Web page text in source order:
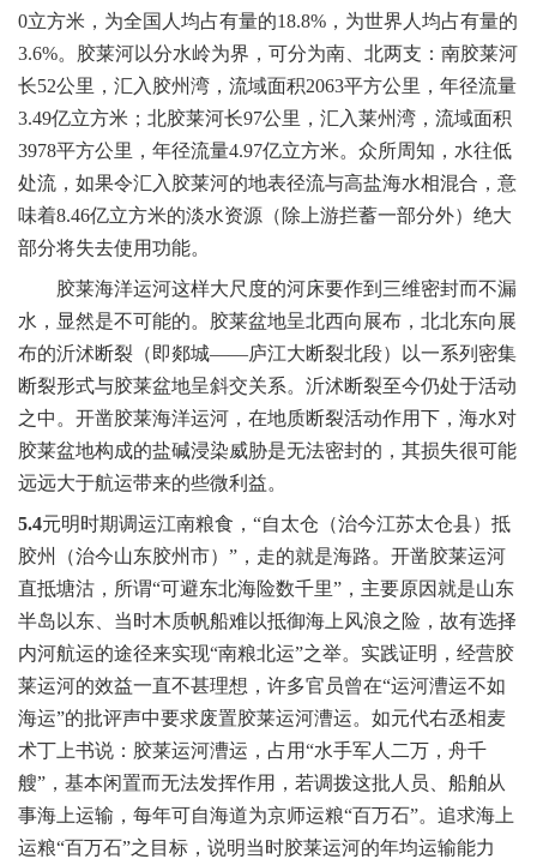
0立方米，为全国人均占有量的18.8%，为世界人均占有量的
3.6%。胶莱河以分水岭为界，可分为南、北两支：南胶莱河
长52公里，汇入胶州湾，流域面积2063平方公里，年径流量
3.49亿立方米；北胶莱河长97公里，汇入莱州湾，流域面积
3978平方公里，年径流量4.97亿立方米。众所周知，水往低
处流，如果令汇入胶莱河的地表径流与高盐海水相混合，意
味着8.46亿立方米的淡水资源（除上游拦蓄一部分外）绝大
部分将失去使用功能。
胶莱海洋运河这样大尺度的河床要作到三维密封而不漏
水，显然是不可能的。胶莱盆地呈北西向展布，北北东向展
布的沂沭断裂（即郯城——庐江大断裂北段）以一系列密集
断裂形式与胶莱盆地呈斜交关系。沂沭断裂至今仍处于活动
之中。开凿胶莱海洋运河，在地质断裂活动作用下，海水对
胶莱盆地构成的盐碱浸染威胁是无法密封的，其损失很可能
远远大于航运带来的些微利益。
5.4元明时期调运江南粮食，“自太仓（治今江苏太仓县）抵
胶州（治今山东胶州市）”，走的就是海路。开凿胶莱运河
直抵塘沽，所谓“可避东北海险数千里”，主要原因就是山东
半岛以东、当时木质帆船难以抵御海上风浪之险，故有选择
内河航运的途径来实现“南粮北运”之举。实践证明，经营胶
莱运河的效益一直不甚理想，许多官员曾在“运河漕运不如
海运”的批评声中要求废置胶莱运河漕运。如元代右丞相麦
术丁上书说：胶莱运河漕运，占用“水手军人二万，舟千
艘”，基本闲置而无法发挥作用，若调拨这批人员、船舶从
事海上运输，每年可自海道为京师运粮“百万石”。追求海上
运粮“百万石”之目标，说明当时胶莱运河的年均运输能力